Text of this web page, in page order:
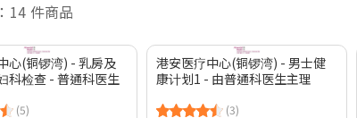
14 件商品
心(铜锣湾) - 乳房及
科检查 - 普通科医生
(5)
港安医疗中心(铜锣湾) - 男士健
康计划1 - 由普通科医生主理
(3)